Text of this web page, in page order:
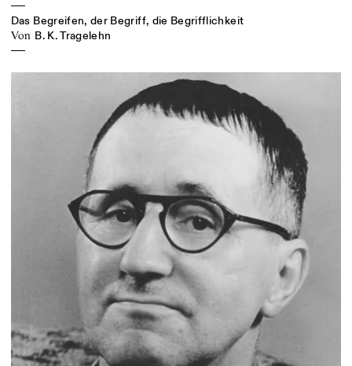
Das Begreifen, der Begriff, die Begrifflichkeit
von B. K. Tragelehn